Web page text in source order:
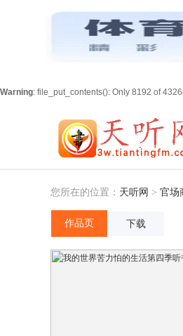
Warning: file_put_contents(): Only 8192 of
您所在的位置： 天听网 > 官场
作品页 下载